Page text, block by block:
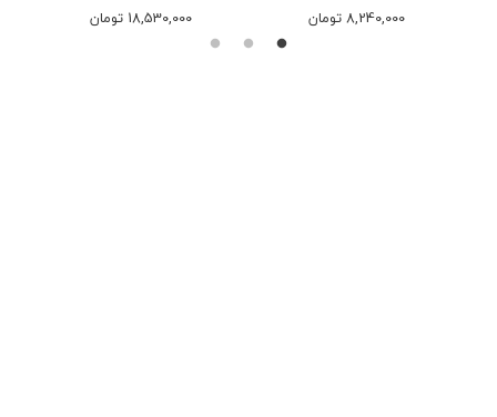
18,530,000 تومان 8,240,000 تومان